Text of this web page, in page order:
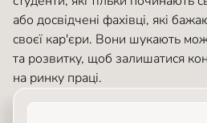
або досвідчені фахівці, які
своєї кар'єри. Вони шукають
та розвитку, щоб залишатися
на ринку праці.